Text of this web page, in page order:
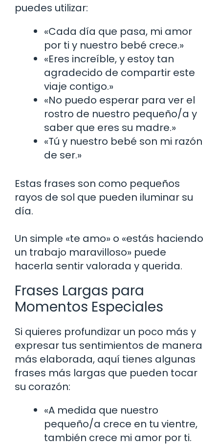
puedes utilizar:
«Cada día que pasa, mi amor
por ti y nuestro bebé crece.»
«Eres increíble, y estoy tan
agradecido de compartir este
viaje contigo.»
«No puedo esperar para ver el
rostro de nuestro pequeño/a y
saber que eres su madre.»
«Tú y nuestro bebé son mi razón
de ser.»
Estas frases son como pequeños
rayos de sol que pueden iluminar su
día.
Un simple «te amo» o «estás haciendo
un trabajo maravilloso» puede
hacerla sentir valorada y querida.
Frases Largas para
Momentos Especiales
Si quieres profundizar un poco más y
expresar tus sentimientos de manera
más elaborada, aquí tienes algunas
frases más largas que pueden tocar
su corazón:
«A medida que nuestro
pequeño/a crece en tu vientre,
también crece mi amor por ti.